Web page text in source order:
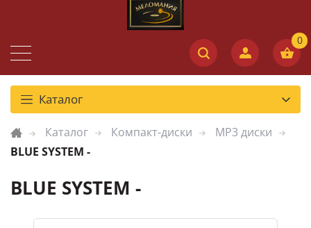
Каталог
Каталог Компакт-диски
MP3 диски
BLUE SYSTEM -
BLUE SYSTEM -